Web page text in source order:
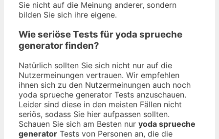
Sie nicht auf die Meinung anderer, sondern
bilden Sie sich ihre eigene.
Wie seriöse Tests für yoda sprueche
generator finden?
Natürlich sollten Sie sich nicht nur auf die
Nutzermeinungen vertrauen. Wir empfehlen
ihnen sich zu den Nutzermeinungen auch noch
yoda sprueche generator Tests anzuschauen.
Leider sind diese in den meisten Fällen nicht
seriös, sodass Sie hier aufpassen sollten.
Schauen Sie sich am Besten nur yoda sprueche
generator Tests von Personen an, die die